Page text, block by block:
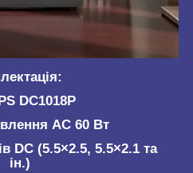
DC1018P
AC 60 Вт
DC (5.5×2.5, 5.5×2.1 та
ін.)